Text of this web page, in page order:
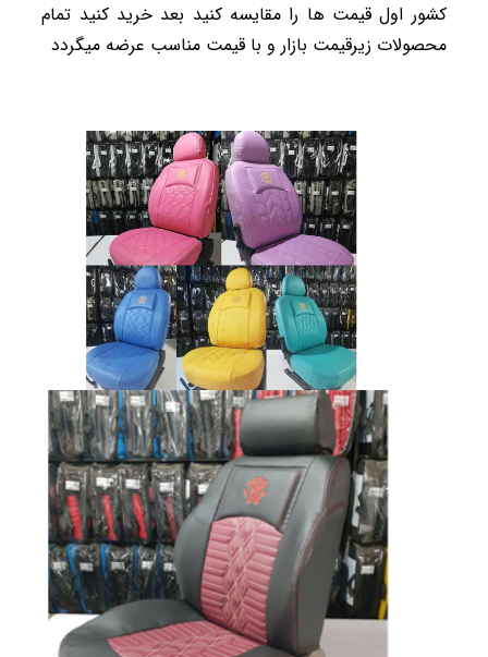
کشور اول قیمت ها را مقایسه کنید بعد خرید کنید تمام
محصولات زیرقیمت بازار و با قیمت مناسب عرضه میگردد